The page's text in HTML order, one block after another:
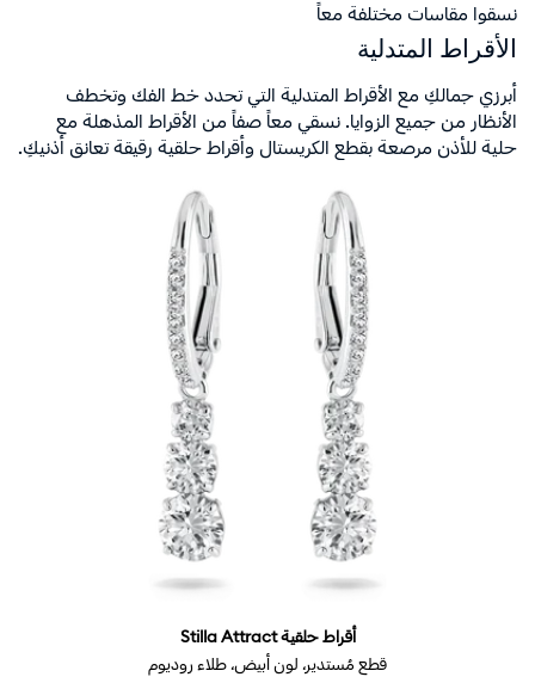
نسقوا مقاسات مختلفة معاً
الأقراط المتدلية
أبرزي جمالكِ مع الأقراط المتدلية التي تحدد خط الفك وتخطف
الأنظار من جميع الزوايا. نسقي معاً صفاً من الأقراط المذهلة مع
حلية للأذن مرصعة بقطع الكريستال وأقراط حلقية رقيقة تعانق أذنيكِ.
أقراط حلقية Stilla Attract‎
قطع مُستدير، لون أبيض،‎ طلاء روديوم